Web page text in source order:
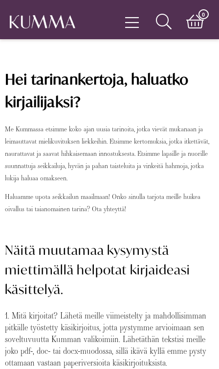
0
Hei tarinankertoja, haluatko
kirjailijaksi?
Me Kummassa etsimme koko ajan uusia tarinoita, jotka vievät mukanaan ja
leimauttavat mielikuvituksen liekkeihin. Etsimme kertomuksia, jotka itkettävät,
naurattavat ja saavat hihkaisemaan innostuksesta. Etsimme lapsille ja nuorille
suunnattuja seikkailuja, hyvän ja pahan taisteluita ja vinkeitä hahmoja, jotka
lukija haluaa omakseen.
Haluamme upota seikkailun maailmaan! Onko sinulla tarjota meille huikea
oivallus tai taianomainen tarina? Ota yhteyttä!
Näitä muutamaa kysymystä
miettimällä helpotat kirjaideasi
käsittelyä.
1. Mitä kirjoitat? Lähetä meille viimeistelty ja mahdollisimman
pitkälle työstetty käsikirjoitus, jotta pystymme arvioimaan sen
soveltuvuutta Kumman valikoimiin. Lähetäthän tekstisi meille
joko pdf-, doc- tai docx-muodossa, sillä ikävä kyllä emme pysty
ottamaan vastaan paperiversioita käsikirjoituksista.